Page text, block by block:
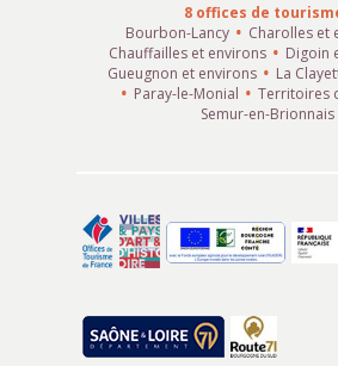
8 offices de
Bourbon-Lancy
Charolles et
Chauffailles et environs
Digoin
Gueugnon et environs
La
Paray-le-Monial
Territoires
Semur-en-Brionnais